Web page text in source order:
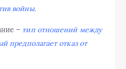
войны.
– тип отношений между
предполагает отказ от